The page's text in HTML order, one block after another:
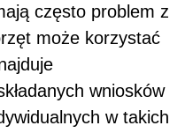
często problem z
może korzystać
wniosków
w takich